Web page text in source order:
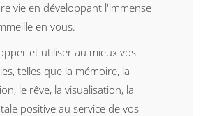
vie en développant l'immense
en vous.
et utiliser au mieux vos
telles que la mémoire, la
le rêve, la visualisation, la
positive au service de vos